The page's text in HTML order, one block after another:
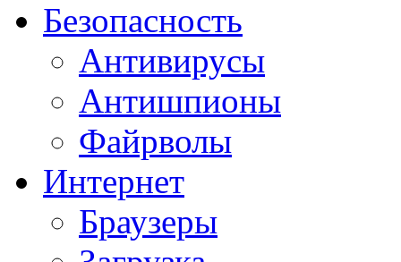
Безопасность
Антивирусы
Антишпионы
Файрволы
Интернет
Браузеры